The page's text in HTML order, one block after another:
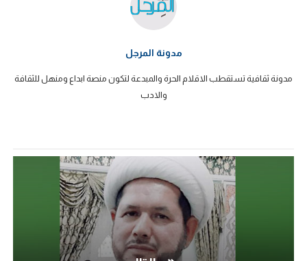
مدونة المرجل
مدونة ثقافية تستقطب الاقلام الحرة والمبدعة لتكون منصة ابداع ومنهل للثقافة
والادب